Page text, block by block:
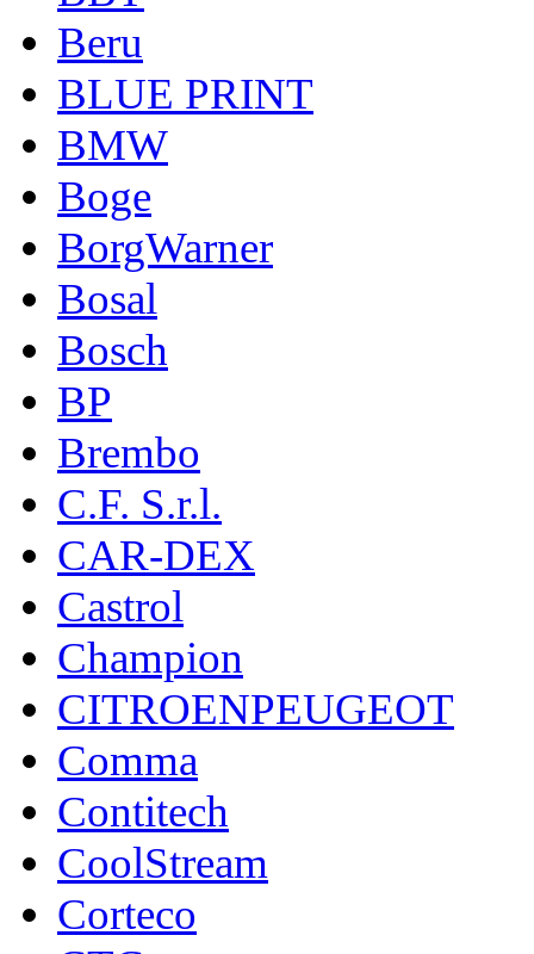
Beru
BLUE PRINT
BMW
Boge
BorgWarner
Bosal
Bosch
BP
Brembo
C.F. S.r.l.
CAR-DEX
Castrol
Champion
CITROENPEUGEOT
Comma
Contitech
CoolStream
Corteco